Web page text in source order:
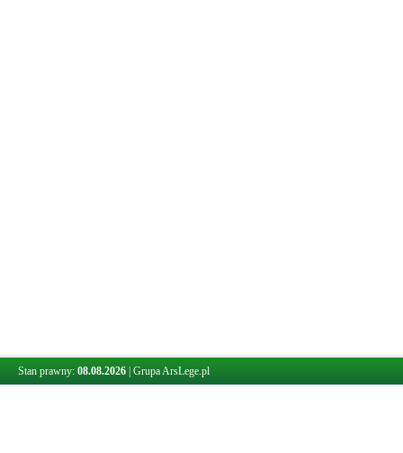
Stan prawny: 08.08.2026 Grupa ArsLege.pl